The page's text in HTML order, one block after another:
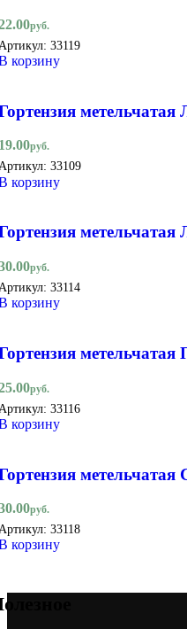
руб.
33119
корзину
руб.
33109
корзину
руб.
33114
корзину
метельчатая
руб.
33116
корзину
руб.
33118
корзину